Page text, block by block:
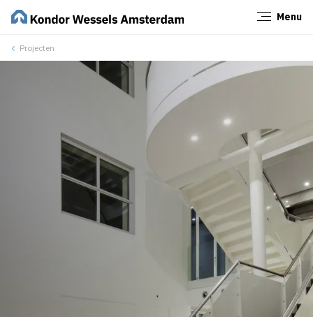
Menu
Projecten
Sluiten